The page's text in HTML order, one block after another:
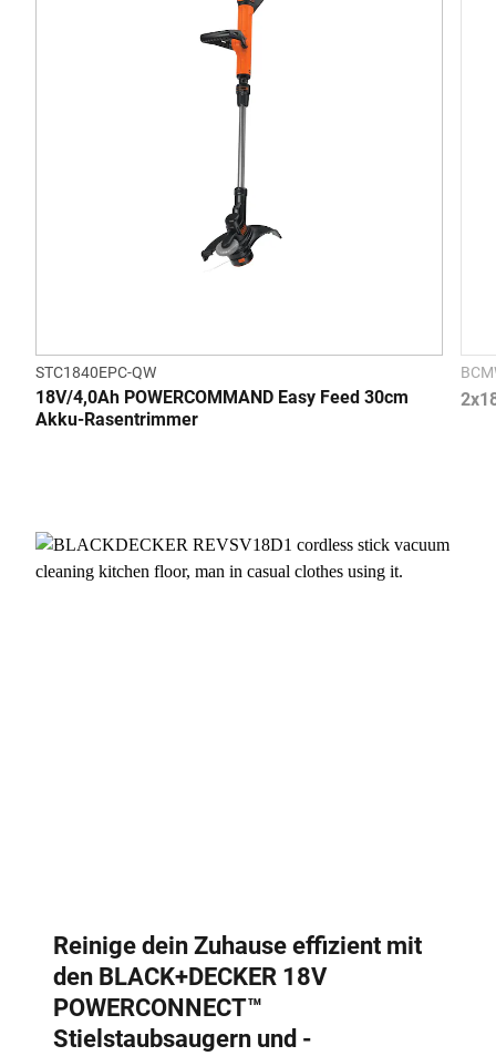
STC1840EPC-QW
18V/4,0Ah POWERCOMMAND Easy Feed 30cm
Akku-Rasentrimmer
Reinige dein Zuhause effizient mit
den BLACK+DECKER 18V
POWERCONNECT™
Stielstaubsaugern und -